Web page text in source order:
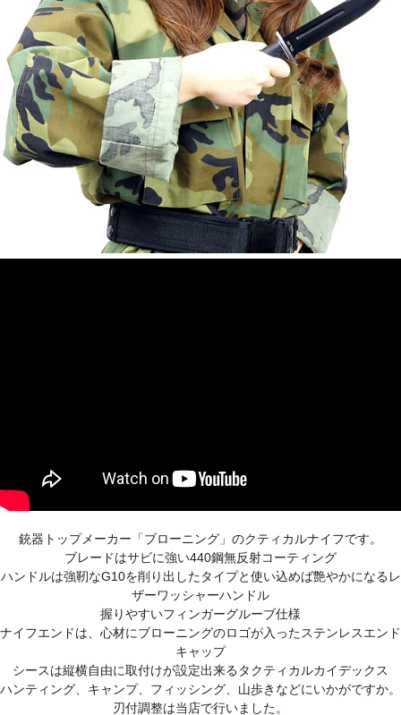
銃器トップメーカー「ブローニング」のクティカルナイフです。
ブレードはサビに強い440鋼無反射コーティング
ハンドルは強靭なG10を削り出したタイプと使い込めば艶やかになるレ
ザーワッシャーハンドル
握りやすいフィンガーグルーブ仕様
ナイフエンドは、心材にブローニングのロゴが入ったステンレスエンド
キャップ
シースは縦横自由に取付けが設定出来るタクティカルカイデックス
ハンティング、キャンプ、フィッシング、山歩きなどにいかがですか。
刃付調整は当店で行いました。